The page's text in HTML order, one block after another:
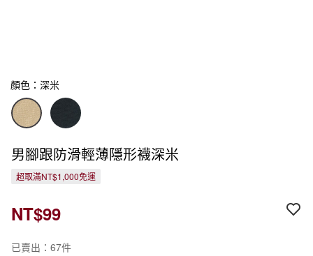
顏色：深米
男腳跟防滑輕薄隱形襪深米
超取滿NT$1,000免運
NT$99
已賣出：67件